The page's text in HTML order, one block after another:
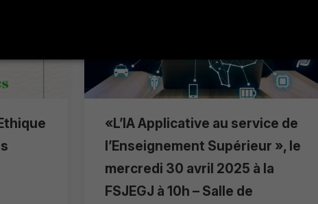
«L’IA Applicative au service de
l’Enseignement Supérieur », le
mercredi 30 avril 2025 à la
FSJEGJ à 10h – Salle de